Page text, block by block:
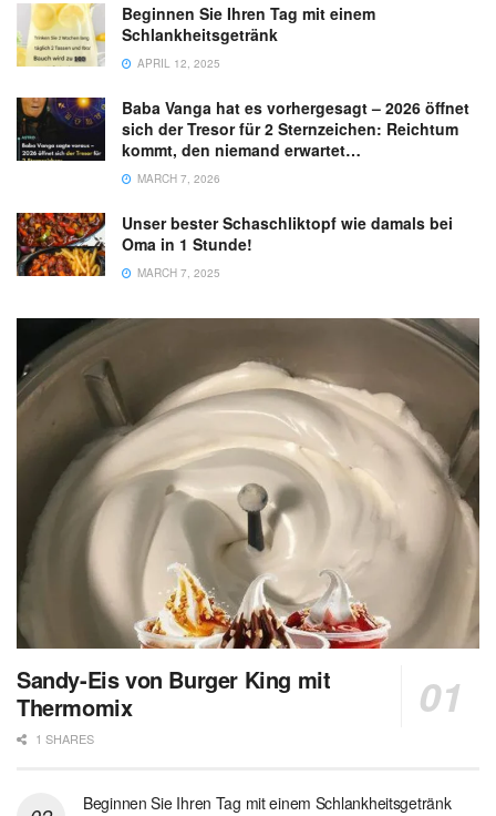
Beginnen Sie Ihren Tag mit einem
Schlankheitsgetränk
APRIL 12, 2025
Baba Vanga hat es vorhergesagt – 2026 öffnet
sich der Tresor für 2 Sternzeichen: Reichtum
kommt, den niemand erwartet…
MARCH 7, 2026
Unser bester Schaschliktopf wie damals bei
Oma in 1 Stunde!
MARCH 7, 2025
Sandy-Eis von Burger King mit
Thermomix
1 SHARES
Beginnen Sie Ihren Tag mit einem Schlankheitsgetränk